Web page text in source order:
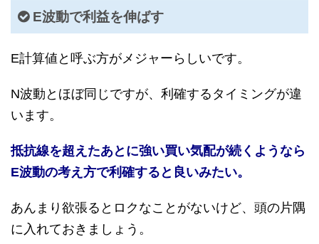
E波動で利益を伸ばす
E計算値と呼ぶ方がメジャーらしいです。
N波動とほぼ同じですが、利確するタイミングが違
います。
抵抗線を超えたあとに強い買い気配が続くようなら
E波動の考え方で利確すると良いみたい。
あんまり欲張るとロクなことがないけど、頭の片隅
に入れておきましょう。